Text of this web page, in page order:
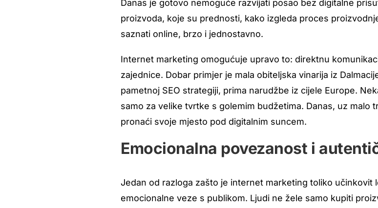
Danas je gotovo nemoguće razvijati posao bez digitalne
proizvoda, koje su prednosti, kako izgleda proces
saznati online, brzo i jednostavno.
Internet marketing omogućuje upravo to: direktnu
zajednice. Dobar primjer je mala obiteljska vinarija iz
pametnoj SEO strategiji, prima narudžbe iz cijele Europe.
samo za velike tvrtke s golemim budžetima. Danas, uz malo
pronaći svoje mjesto pod digitalnim suncem.
Emocionalna povezanost i
Jedan od razloga zašto je internet marketing toliko učinkovit
emocionalne veze s publikom. Ljudi ne žele samo kupiti